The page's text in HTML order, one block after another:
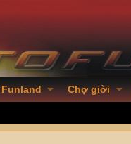
Funland Chợ giời